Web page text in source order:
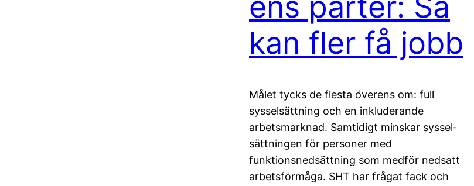
kan fler få jobb
Målet tycks de flesta överens om: full
sysselsättning och en inkluderande
arbetsmarknad. Samtidigt minskar syssel­
sättningen för personer med
funktionsnedsättning som medför nedsatt
arbetsförmåga. SHT har frågat fack och